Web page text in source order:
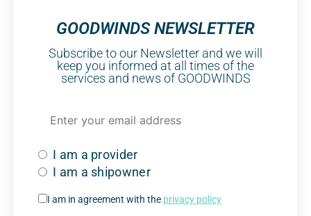
GOODWINDS NEWSLETTER
Subscribe to our Newsletter and we will
keep you informed at all times of the
services and news of GOODWINDS
I am a provider
I am a shipowner
I am in agreement with the privacy policy